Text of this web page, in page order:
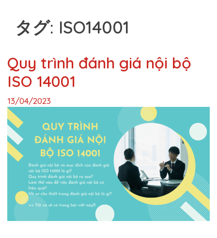
contentタグ: ISO14001
Quy trình đánh giá nội bộ
ISO 14001
13/04/2023